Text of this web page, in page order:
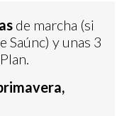
de marcha (si
Saúnc) y unas 3